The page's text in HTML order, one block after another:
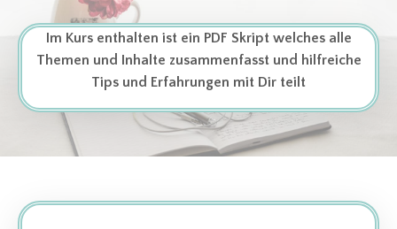
Im Kurs enthalten ist ein PDF Skript welches alle
Themen und Inhalte zusammenfasst und hilfreiche
Tips und Erfahrungen mit Dir teilt